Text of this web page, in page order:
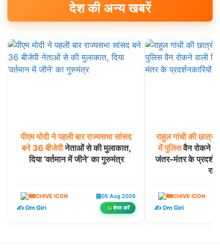
देश की अन्य खबरें
पीएम मोदी ने पहली बार राज्यसभा सांसद
बने 36 बीजेपीनेताओं से की मुलाकात,
दिया ‘वर्तमान में जीने’ का गुरुमंत्र
देश 05 Aug 2026
✍️ Om Giri शेयर करें
राहुल गांधी की छात्रों
में पुलिसवैन रोकने
जंतर-मंतर के
राज
देश
✍️ Om Giri